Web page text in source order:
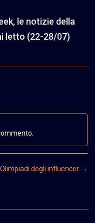
le notizie della
letto (22-28/07)
Olimpiadi degli influencer →